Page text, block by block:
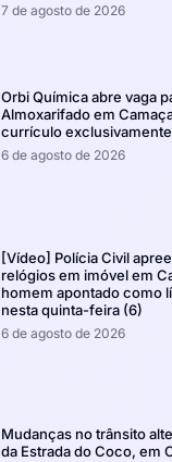
7 de agosto de 2026
Orbi Química abre vaga
Almoxarifado em
currículo
6 de agosto de 2026
[Vídeo] Polícia Civil
relógios em imóvel em
homem apontado como
nesta quinta-feira (6)
6 de agosto de 2026
Mudanças no trânsito
da Estrada do Coco, em